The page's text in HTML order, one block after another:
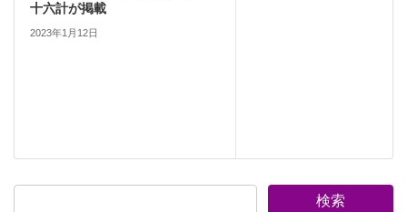
十六計が掲載
2023年1月12日